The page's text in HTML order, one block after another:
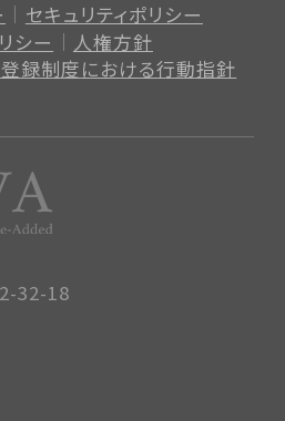
32-18
セキュリティポリシー
シー
人権方針
録制度における行動指針